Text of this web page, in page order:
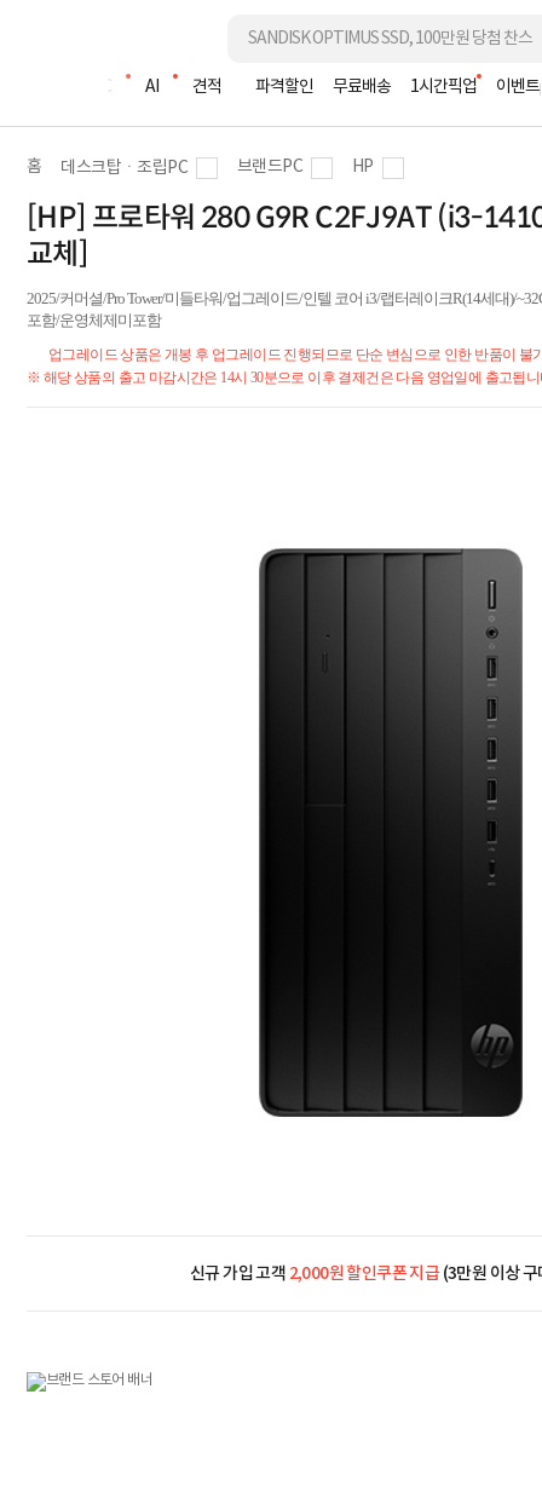
조립PC AI 견적 파격할인 무료배송 1시간픽업 이벤트
홈 데스크탑ㆍ조립PC 브랜드PC HP
[HP] 프로타워 280 G9R C2FJ9AT (i3-
교체]
2025/커머셜/Pro Tower/미들타워/업그레이드/인텔 코어 i3/랩터레이크R(14세대)/
포함/운영체제미포함
업그레이드 상품은 개봉 후 업그레이드 진행되므로 단순 변심으로 인한 반품이 불
※ 해당 상품의 출고 마감시간은 14시 30분으로 이후 결제건은 다음 영업일에 출고됩니
신규 가입 고객 2,000원 할인쿠폰 지급(3만원 이상 구